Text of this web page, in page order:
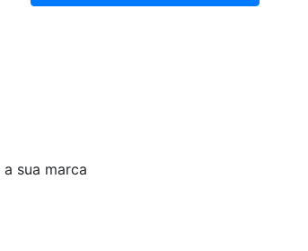
a sua marca